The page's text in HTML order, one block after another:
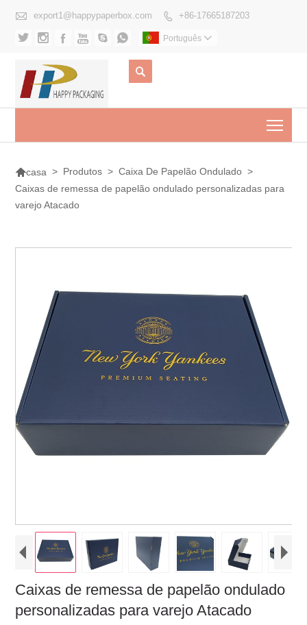
 export1@happypaperbox.com  +86-17665187203
      Português 

casa > Produtos > Caixa De Papelão Ondulado >
Caixas de remessa de papelão ondulado personalizadas para
varejo Atacado
Caixas de remessa de papelão ondulado
personalizadas para varejo Atacado